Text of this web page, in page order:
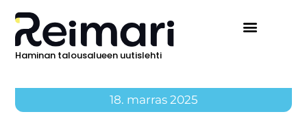
Haminan talousalueen uutislehti
18. marras 2025